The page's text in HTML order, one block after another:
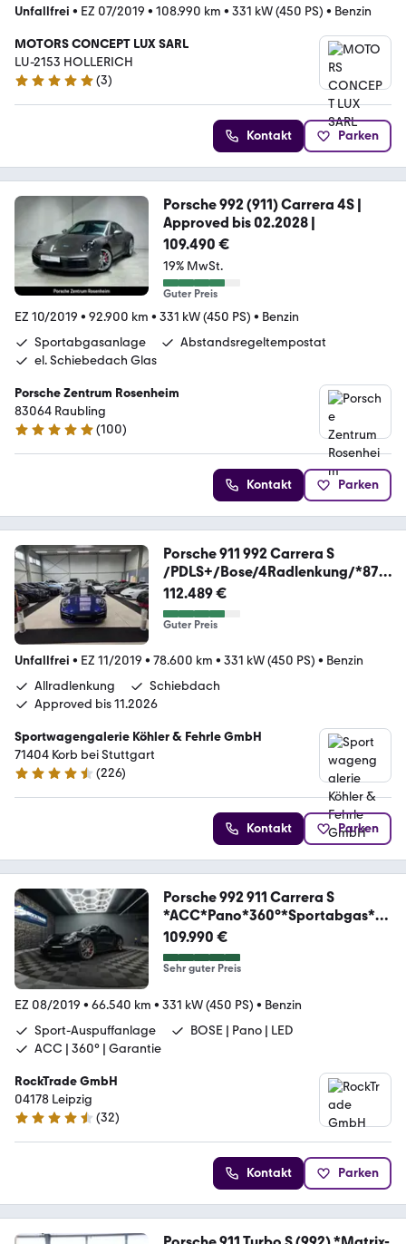
Unfallfrei • EZ 07/2019 • 108.990 km • 331 kW (450 PS) • Benzin
MOTORS CONCEPT LUX SARL
LU-2153 HOLLERICH
4.9 Sterne
(3)
Kontakt Parken
Porsche 992 (911) Carrera 4S |
Approved bis 02.2028 |
109.490 €
19% MwSt.
Guter Preis
EZ 10/2019 • 92.900 km • 331 kW (450 PS) • Benzin
Sportabgasanlage
Abstandsregeltempostat
el. Schiebedach Glas
Porsche Zentrum Rosenheim
83064 Raubling
5 Sterne
(100)
Kontakt Parken
Porsche 911 992 Carrera S
/PDLS+/Bose/4Radlenkung/*870
€
112.489 €
Guter Preis
Unfallfrei • EZ 11/2019 • 78.600 km • 331 kW (450 PS) • Benzin
Allradlenkung
Schiebdach
Approved bis 11.2026
Sportwagengalerie Köhler & Fehrle GmbH
71404 Korb bei Stuttgart
4.7 Sterne
(226)
Kontakt Parken
Porsche 992 911 Carrera S
*ACC*Pano*360°*Sportabgas*LE
D*
109.990 €
Sehr guter Preis
EZ 08/2019 • 66.540 km • 331 kW (450 PS) • Benzin
Sport-Auspuffanlage
BOSE | Pano | LED
ACC | 360° | Garantie
RockTrade GmbH
04178 Leipzig
4.7 Sterne
(32)
Kontakt Parken